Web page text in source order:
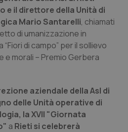
& Rettocolite Ulcerosa
neurodegenerative
e il direttore della Unità di
Mario Santarelli, chiamati
di umanizzazione in
di campo” per il sollievo
morali – Premio Gerbera
aziendale della Asl di
delle Unità operative di
la XVII "Giornata
a Rieti si celebrerà